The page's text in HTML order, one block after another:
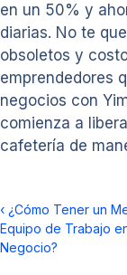
en un 50% y
diarias. No te
obsoletos y
emprendedores
negocios con
comienza a
cafetería de
‹ ¿Cómo Tener un
Equipo de Trabajo
Negocio?